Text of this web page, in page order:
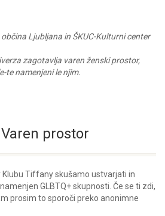
Ljubljana in ŠKUC-Kulturni center
zagotavlja varen ženski prostor,
te namenjeni le njim.
prostor
Klubu Tiffany skušamo ustvarjati in
GLBTQ+ skupnosti. Če se ti zdi,
prosim to sporoči preko anonimne